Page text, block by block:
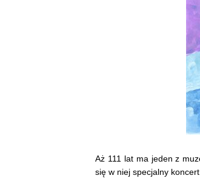
Aż 111 lat ma jeden z
się w niej specjalny